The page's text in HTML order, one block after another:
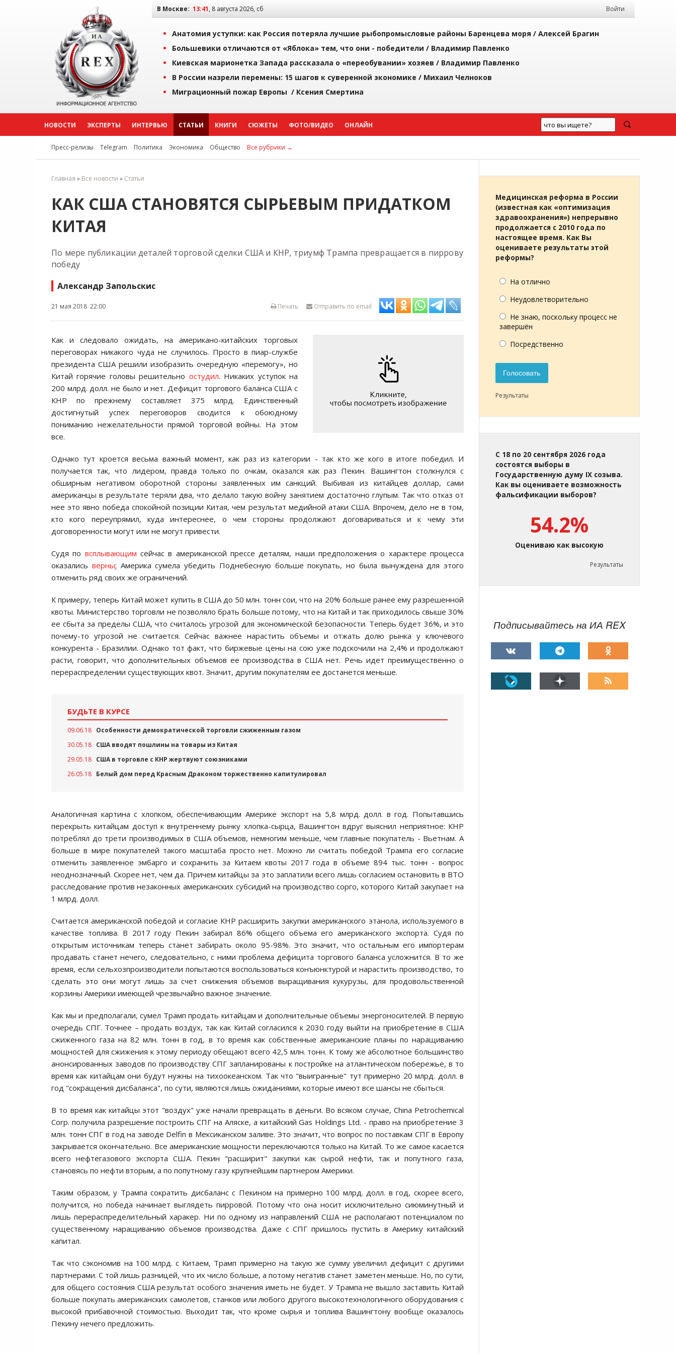
В Москве: 13:41, 8 августа 2026, сб Войти
Анатомия уступки: как Россия потеряла лучшие рыбопромысловые районы Баренцева моря / Алексей Брагин
Большевики отличаются от «Яблока» тем, что они - победители / Владимир Павленко
Киевская марионетка Запада рассказала о «переобувании» хозяев / Владимир Павленко
В России назрели перемены: 15 шагов к суверенной экономике / Михаил Челноков
Миграционный пожар Европы / Ксения Смертина
НОВОСТИ ЭКСПЕРТЫ ИНТЕРВЬЮ СТАТЬИ КНИГИ СЮЖЕТЫ ФОТО/ВИДЕО ОНЛАЙН
Пресс-релизы Telegram Политика Экономика Общество Все рубрики →
Главная » Все новости » Статьи
КАК США СТАНОВЯТСЯ СЫРЬЕВЫМ ПРИДАТКОМ
КИТАЯ
По мере публикации деталей торговой сделки США и КНР, триумф Трампа превращается в пиррову
победу
Александр Запольскис
21 мая 2018 22:00 Отправить по email
Печать
Как и следовало ожидать, на американо-китайских торговых
переговорах никакого чуда не случилось. Просто в пиар-службе
президента США решили изобразить очередную «перемогу», но
Китай горячие головы решительно остудил. Никаких уступок на
200 млрд. долл. не было и нет. Дефицит торгового баланса США с
КНР по прежнему составляет 375 млрд. Единственный
достигнутый успех переговоров сводится к обоюдному
пониманию нежелательности прямой торговой войны. На этом
все.
Однако тут кроется весьма важный момент, как раз из категории - так кто же кого в итоге победил. И
получается так, что лидером, правда только по очкам, оказался как раз Пекин. Вашингтон столкнулся с
обширным негативом оборотной стороны заявленных им санкций. Выбивая из китайцев доллар, сами
американцы в результате теряли два, что делало такую войну занятием достаточно глупым. Так что отказ от
нее это явно победа спокойной позиции Китая, чем результат медийной атаки США. Впрочем, дело не в том,
кто кого переупрямил, куда интереснее, о чем стороны продолжают договариваться и к чему эти
договоренности могут или не могут привести.
Судя по всплывающим сейчас в американской прессе деталям, наши предположения о характере процесса
оказались верны: Америка сумела убедить Поднебесную больше покупать, но была вынуждена для этого
отменить ряд своих же ограничений.
К примеру, теперь Китай может купить в США до 50 млн. тонн сои, что на 20% больше ранее ему разрешенной
квоты. Министерство торговли не позволяло брать больше потому, что на Китай и так приходилось свыше 30%
ее сбыта за пределы США, что считалось угрозой для экономической безопасности. Теперь будет 36%, и это
почему-то угрозой не считается. Сейчас важнее нарастить объемы и отжать долю рынка у ключевого
конкурента - Бразилии. Однако тот факт, что биржевые цены на сою уже подскочили на 2,4% и продолжают
расти, говорит, что дополнительных объемов ее производства в США нет. Речь идет преимущественно о
перераспределении существующих квот. Значит, другим покупателям ее достанется меньше.
БУДЬТЕ В КУРСЕ
09.06.18 Особенности демократической торговли сжиженным газом
30.05.18 США вводят пошлины на товары из Китая
29.05.18 США в торговле с КНР жертвуют союзниками
26.05.18 Белый дом перед Красным Драконом торжественно капитулировал
Аналогичная картина с хлопком, обеспечивающим Америке экспорт на 5,8 млрд. долл. в год. Попытавшись
перекрыть китайцам доступ к внутреннему рынку хлопка-сырца, Вашингтон вдруг выяснил неприятное: КНР
потреблял до трети производимых в США объемов, немногим меньше, чем главные покупатель - Вьетнам. А
больше в мире покупателей такого масштаба просто нет. Можно ли считать победой Трампа его согласие
отменить заявленное эмбарго и сохранить за Китаем квоты 2017 года в объеме 894 тыс. тонн - вопрос
неоднозначный. Скорее нет, чем да. Причем китайцы за это заплатили всего лишь согласием остановить в ВТО
расследование против незаконных американских субсидий на производство сорго, которого Китай закупает на
1 млрд. долл.
Считается американской победой и согласие КНР расширить закупки американского этанола, используемого в
качестве топлива. В 2017 году Пекин забирал 86% общего объема его американского экспорта. Судя по
открытым источникам теперь станет забирать около 95-98%. Это значит, что остальным его импортерам
продавать станет нечего, следовательно, с ними проблема дефицита торгового баланса усложнится. В то же
время, если сельхозпроизводители попытаются воспользоваться конъюнктурой и нарастить производство, то
сделать это они могут лишь за счет снижения объемов выращивания кукурузы, для продовольственной
корзины Америки имеющей чрезвычайно важное значение.
Как мы и предполагали, сумел Трамп продать китайцам и дополнительные объемы энергоносителей. В первую
очередь СПГ. Точнее – продать воздух, так как Китай согласился к 2030 году выйти на приобретение в США
сжиженного газа на 82 млн. тонн в год, в то время как собственные американские планы по наращиванию
мощностей для сжижения к этому периоду обещают всего 42,5 млн. тонн. К тому же абсолютное большинство
анонсированных заводов по производству СПГ запланированы к постройке на атлантическом побережье, в то
время как китайцам они будут нужны на тихоокеанском. Так что "выигранные" тут примерно 20 млрд. долл. в
год "сокращения дисбаланса", по сути, являются лишь ожиданиями, которые имеют все шансы не сбыться.
В то время как китайцы этот "воздух" уже начали превращать в деньги. Во всяком случае, China Petrochemical
Corp. получила разрешение построить СПГ на Аляске, а китайский Gas Holdings Ltd. - право на приобретение 3
млн. тонн СПГ в год на заводе Delfin в Мексиканском заливе. Это значит, что вопрос по поставкам СПГ в Европу
закрывается окончательно. Все американские мощности переключаются только на Китай. То же самое касается
всего нефтегазового экспорта США. Пекин "расширит" закупки как сырой нефти, так и попутного газа,
становясь по нефти вторым, а по попутному газу крупнейшим партнером Америки.
Таким образом, у Трампа сократить дисбаланс с Пекином на примерно 100 млрд. долл. в год, скорее всего,
получится, но победа начинает выглядеть пирровой. Потому что она носит исключительно сиюминутный и
лишь перераспределительный харакер. Ни по одному из направлений США не располагают потенциалом по
существенному наращиванию объемов производства. Даже с СПГ пришлось пустить в Америку китайский
капитал.
Так что сэкономив на 100 млрд. с Китаем, Трамп примерно на такую же сумму увеличил дефицит с другими
партнерами. С той лишь разницей, что их число больше, а потому негатив станет заметен меньше. Но, по сути,
для общего состояния США результат особого значения иметь не будет. У Трампа не вышло заставить Китай
больше покупать американских самолетов, станков или любого другого высокотехнологичного оборудования с
высокой прибавочной стоимостью. Выходит так, что кроме сырья и топлива Вашингтону вообще оказалось
Пекину нечего предложить.
Медицинская реформа в России
(известная как «оптимизация
здравоохранения») непрерывно
продолжается с 2010 года по
настоящее время. Как Вы
оцениваете результаты этой
реформы?
На отлично
Неудовлетворительно
Не знаю, поскольку процесс не
завершён
Посредственно
Голосовать
Результаты
С 18 по 20 сентября 2026 года
состоятся выборы в
Государственную думу IX созыва.
Как вы оцениваете возможность
фальсификации выборов?
54.2%
Оцениваю как высокую
Результаты
Подписывайтесь на ИА REX